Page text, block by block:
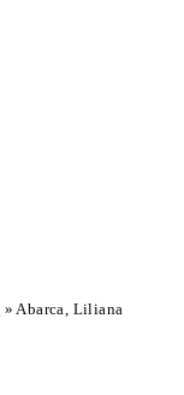
»Abarca, Liliana